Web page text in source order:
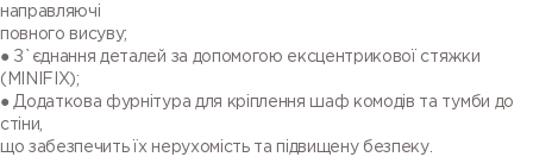
направляючі
повного висуву;
● З`єднання деталей за допомогою ексцентрикової стяжки
(MINIFIX);
● Додаткова фурнітура для кріплення шаф комодів та тумби до
стіни,
що забезпечить їх нерухомість та підвищену безпеку.